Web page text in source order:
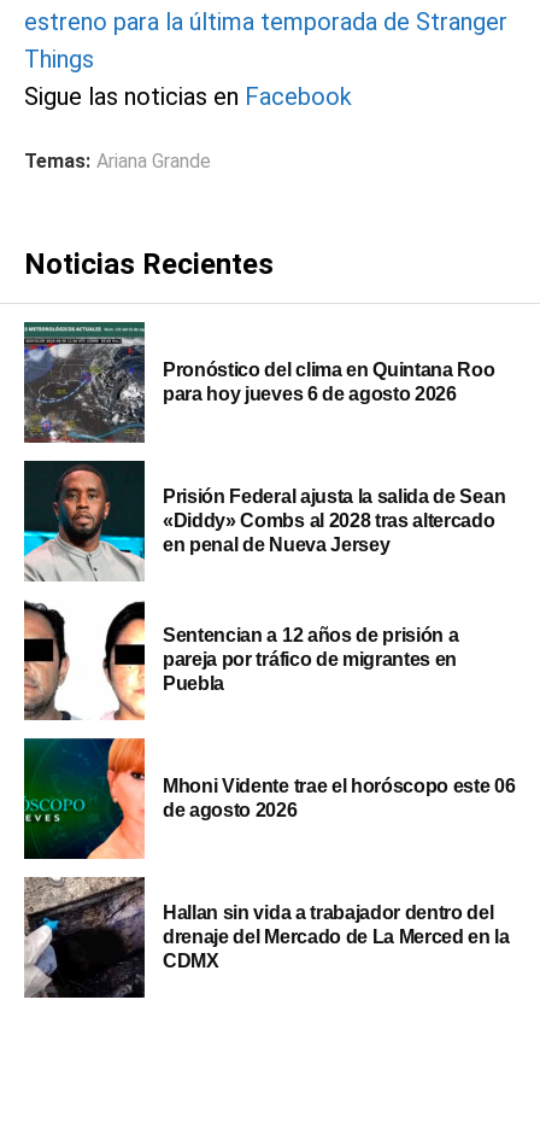
estreno para la última temporada de Stranger
Things
Sigue las noticias en Facebook
Temas: Ariana Grande
Noticias Recientes
Pronóstico del clima en Quintana Roo
para hoy jueves 6 de agosto 2026
Prisión Federal ajusta la salida de Sean
«Diddy» Combs al 2028 tras altercado
en penal de Nueva Jersey
Sentencian a 12 años de prisión a
pareja por tráfico de migrantes en
Puebla
Mhoni Vidente trae el horóscopo este 06
de agosto 2026
Hallan sin vida a trabajador dentro del
drenaje del Mercado de La Merced en la
CDMX